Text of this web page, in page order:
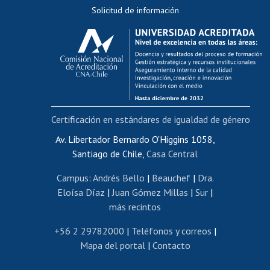
Evaluación docente
Calificación académica
Postulación al AUCAI
Funcionarias/os
Cursos internos de capacitación
Bienestar del personal
Portal de movilidad interna
Certificado de renta
Certificado de renta honorarios
Editar páginas blancas
Extranjeras/os
Revalidación y reconocimiento de títulos
Postulación al Programa de Movilidad Estudiantil
Solicitud de información
Av. Libertador Bernardo O'Higgins 1058,
Santiago de Chile, Casa Central
Campus: Andrés Bello | Beauchef| Dra.
Eloísa Díaz |Juan Gómez Millas | Sur |
más recintos
+56 2 29782000 | Teléfonos y correos |
Mapa del portal| Contacto
Certificación en estándares de igualdad de género